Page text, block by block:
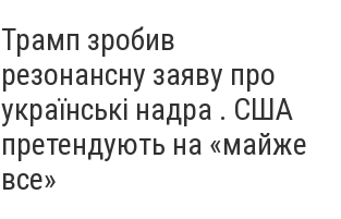
Трамп зробив
резонансну заяву про
українські надра . США
претендують на «майже
все»